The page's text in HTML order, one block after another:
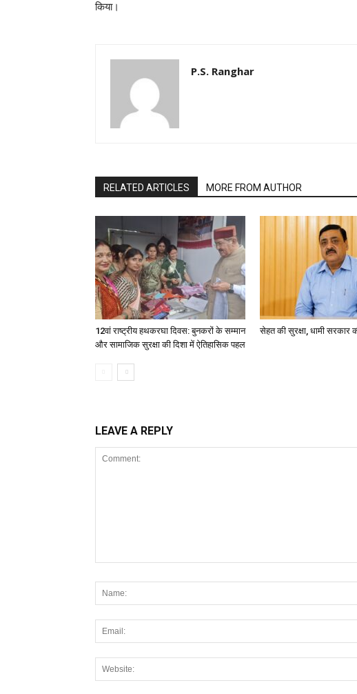
किया।
P.S. Ranghar
RELATED ARTICLES MORE FROM AUTHOR
12वां राष्ट्रीय हथकरघा दिवस: बुनकरों के सम्मान
और सामाजिक सुरक्षा की दिशा में ऐतिहासिक पहल
सेहत की सुरक्षा, धामी सरकार
LEAVE A REPLY